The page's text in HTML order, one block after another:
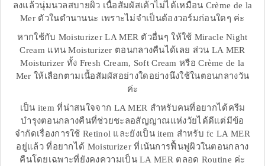
ลงแล้วนุ่มนวลสบายผิว เนื้อสัมผัสเค้าไม่ได้เหมือน Crème de la
Mer ตัวในตำนานนะ เพราะไม่จำเป็นต้องวอร์มก่อนใดๆ ค่ะ
หากใช้กับ Moisturizer LA MER ตัวอื่นๆ ให้ใช้ Miracle Night
Cream แทน Moisturizer ตอนกลางคืนได้เลย ส่วน LA MER
Moisturizer ทั้ง Fresh Cream, Soft Cream หรือ Crème de la
Mer ให้เลือกตามเนื้อสัมผัสอย่างใดอย่างนึงใช้ในตอนกลางวัน
ค่ะ
เป็น item ที่น่าสนใจจาก LA MER สำหรับคนที่อยากได้ครีม
บำรุงตอนกลางคืนที่ช่วยชะลอสัญญาณแห่งวัยได้ดีแต่มีข้อ
จำกัดเรื่องการใช้ Retinol และยังเป็น item สำหรับ fc LA MER
อยู่แล้ว ที่อยากได้ Moisturizer ที่เน้นการฟื้นฟูผิวในตอนกลาง
คืนโดยเฉพาะที่ยังคงความเป็น LA MER ตลอด Routine ค่ะ